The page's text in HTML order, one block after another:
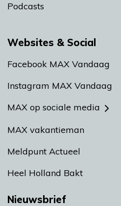
Podcasts
Websites & Social
Facebook MAX Vandaag
Instagram MAX Vandaag
MAX op sociale media
MAX vakantieman
Meldpunt Actueel
Heel Holland Bakt
Nieuwsbrief